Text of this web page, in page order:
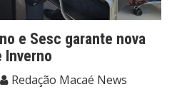
e Sesc garante nova
Inverno
Redação Macaé News